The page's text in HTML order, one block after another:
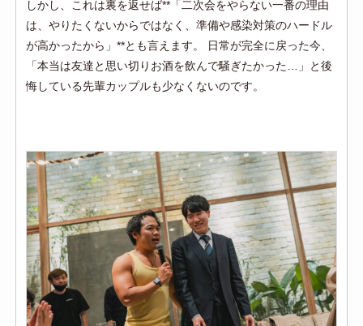
しかし、これは裏を返せば**「二次会をやらない一番の理由
は、やりたくないからではなく、準備や感染対策のハードル
が高かったから」**とも言えます。 日常が完全に戻った今、
「本当は友達と思い切りお酒を飲んで騒ぎたかった…」と後
悔している先輩カップルも少なくないのです。